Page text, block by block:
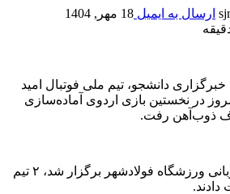
ارسال به ایمیل 18 مهر, 1404
دانشجو، تیم ملی فوتبال امید
از ساعت ۱۵:۳۰ امروز در نخستین بازی اردوی آماده‌سازی
ذوب‌آهن رفت.
در این مسابقه که به میزبانی ورزشگاه فولادشهر برگزار شد، ۲ تیم